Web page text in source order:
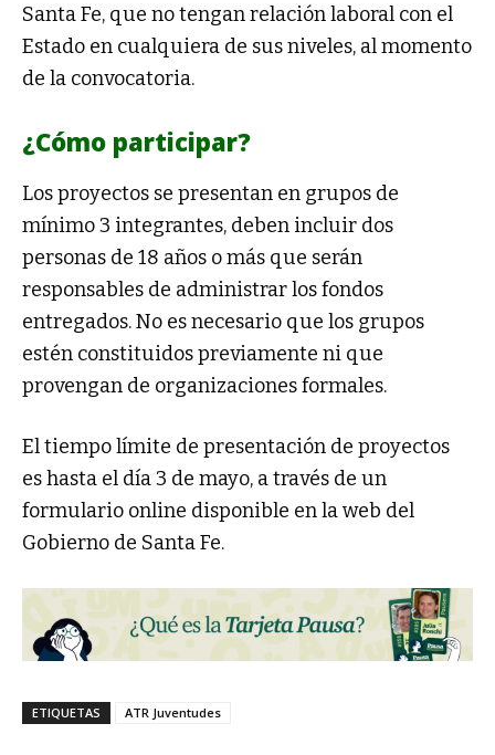
Santa Fe, que no tengan relación laboral con el
Estado en cualquiera de sus niveles, al momento
de la convocatoria.
¿Cómo participar?
Los proyectos se presentan en grupos de
mínimo 3 integrantes, deben incluir dos
personas de 18 años o más que serán
responsables de administrar los fondos
entregados. No es necesario que los grupos
estén constituidos previamente ni que
provengan de organizaciones formales.
El tiempo límite de presentación de proyectos
es hasta el día 3 de mayo, a través de un
formulario online disponible en la web del
Gobierno de Santa Fe.
ETIQUETAS ATR Juventudes